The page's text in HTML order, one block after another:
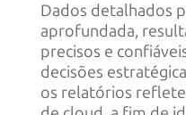
Dados detalhados
aprofundada,
precisos e
decisões
os relatórios